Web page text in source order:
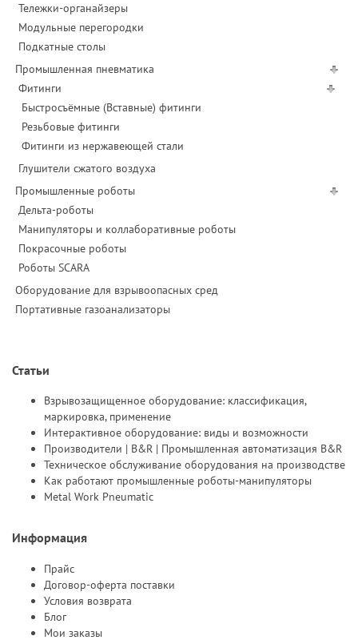
Тележки-органайзеры
Модульные перегородки
Подкатные столы
Промышленная пневматика
Фитинги
Быстросъёмные (Вставные) фитинги
Резьбовые фитинги
Фитинги из нержавеющей стали
Глушители сжатого воздуха
Промышленные роботы
Дельта-роботы
Манипуляторы и коллаборативные роботы
Покрасочные роботы
Роботы SCARA
Оборудование для взрывоопасных сред
Портативные газоанализаторы
Статьи
Взрывозащищенное оборудование: классификация,
маркировка, применение
Интерактивное оборудование: виды и возможности
Производители | B&R | Промышленная автоматизация B&R
Техническое обслуживание оборудования на производстве
Как работают промышленные роботы-манипуляторы
Metal Work Pneumatic
Информация
Прайс
Договор-оферта поставки
Условия возврата
Блог
Мои заказы